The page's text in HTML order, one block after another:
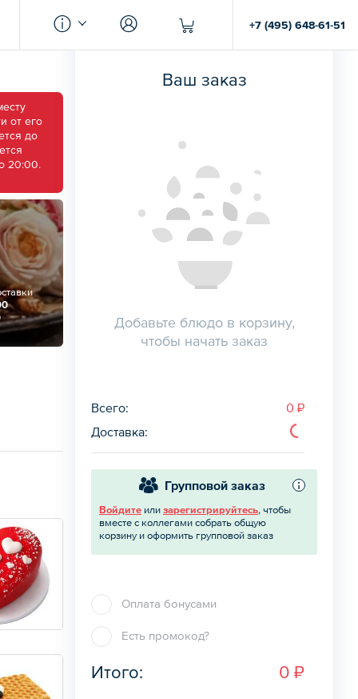
+7 (495) 648-61-51
от его
до
20:00.
Ваш заказ
Добавьте блюдо в корзину,
чтобы начать заказ
Всего:
0 ₽
Доставка:
Групповой заказ
Войдите или зарегистрируйтесь, чтобы
вместе с коллегами собрать общую
корзину и оформить групповой заказ
Оплата бонусами
Есть промокод?
Итого: 0 ₽